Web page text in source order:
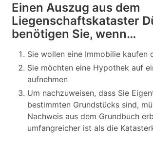
Einen Auszug aus dem
Liegenschaftskataster
benötigen Sie, wenn…
Sie wollen eine Immobilie kaufen
Sie möchten eine Hypothek auf
aufnehmen
Um nachzuweisen, dass Sie
bestimmten Grundstücks sind,
Nachweis aus dem Grundbuch
umfangreicher ist als die